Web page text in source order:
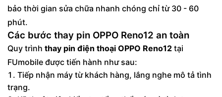
bảo thời gian sửa chữa nhanh chóng chỉ từ 30 - 60
phút.
Các bước thay pin OPPO Reno12 an toàn
Quy trình thay pin điện thoại OPPO Reno12 tại
FUmobile được tiến hành như sau:
Tiếp nhận máy từ khách hàng, lắng nghe mô tả tình
trạng.